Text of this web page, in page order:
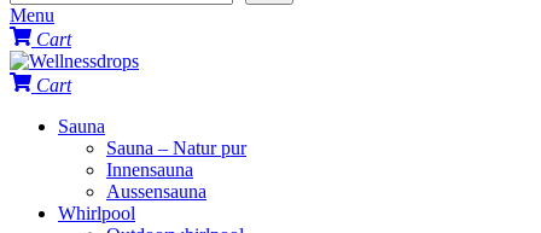
Menu
Cart
Cart
Sauna
Sauna – Natur pur
Innensauna
Aussensauna
Whirlpool